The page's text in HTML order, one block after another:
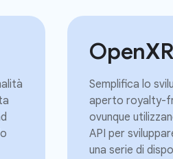
OpenXR
Semplifica lo
aperto royalty-
ovunque
API per
una serie di